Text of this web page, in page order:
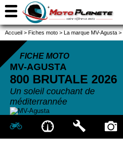
Accueil > Fiches moto > La marque MV-Agusta >
FICHE MOTO
MV-AGUSTA
800 BRUTALE 2026
Un soleil couchant de
méditerrannée